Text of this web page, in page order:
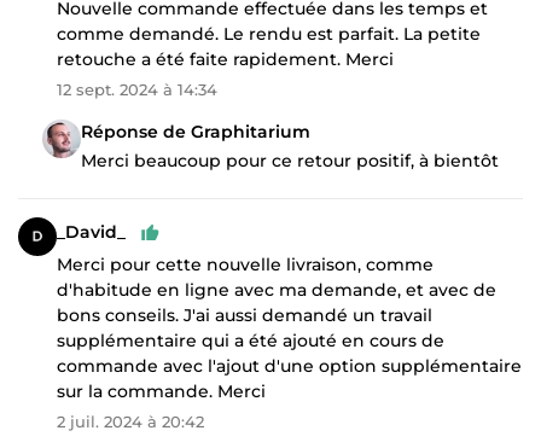
Nouvelle commande effectuée dans les temps et
comme demandé. Le rendu est parfait. La petite
retouche a été faite rapidement. Merci
12 sept. 2024 à 14:34
Réponse de Graphitarium
Merci beaucoup pour ce retour positif, à bientôt
_David_
Merci pour cette nouvelle livraison, comme
d'habitude en ligne avec ma demande, et avec de
bons conseils. J'ai aussi demandé un travail
supplémentaire qui a été ajouté en cours de
commande avec l'ajout d'une option supplémentaire
sur la commande. Merci
2 juil. 2024 à 20:42